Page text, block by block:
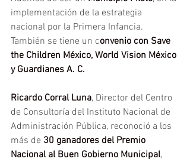
implementación de la estrategia
nacional por la Primera Infancia.
También se tiene un convenio con Save
the Children México, World Vision México
y Guardianes A. C.
Ricardo Corral Luna, Director del Centro
de Consultoría del Instituto Nacional de
Administración Pública, reconoció a los
más de 30 ganadores del Premio
Nacional al Buen Gobierno Municipal,